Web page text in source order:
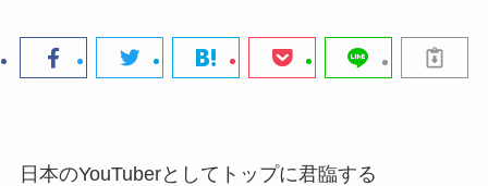
日本のYouTuberとしてトップに君臨する